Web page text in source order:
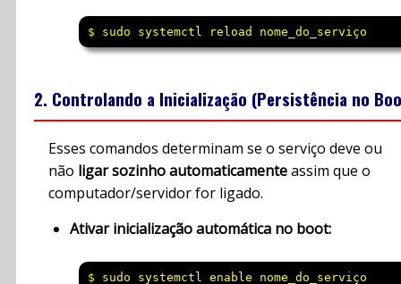
$ sudo systemctl reload nome_do_serviço
2. Controlando a Inicialização (Persistência no
Esses comandos determinam se o serviço deve ou
não ligar sozinho automaticamenteassim que o
computador/servidor for ligado.
Ativar inicialização automática no boot:
$ sudo systemctl enable nome_do_serviço